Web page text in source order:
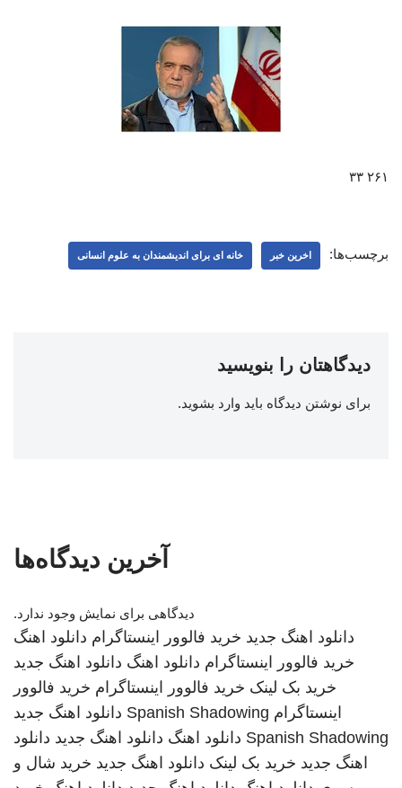
۲۶۱ ۳۳
برچسب‌ها: اخرین خبر خانه ای برای اندیشمندان به علوم انسانی
دیدگاهتان را بنویسید
برای نوشتن دیدگاه باید وارد بشوید.
آخرین دیدگاه‌ها
دیدگاهی برای نمایش وجود ندارد.
دانلود اهنگ جدید خرید فالوور اینستاگرام دانلود اهنگ
خرید فالوور اینستاگرام دانلود اهنگ دانلود اهنگ جدید
خرید بک لینک خرید فالوور اینستاگرام خرید فالوور
اینستاگرام Spanish Shadowing دانلود اهنگ جدید
Spanish Shadowing دانلود اهنگ دانلود اهنگ جدید دانلود
اهنگ جدید خرید بک لینک دانلود اهنگ جدید خرید شال و